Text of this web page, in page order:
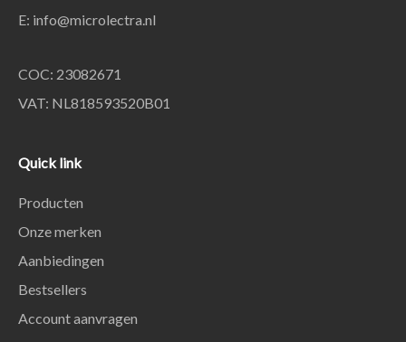
E: info@microlectra.nl
COC: 23082671
VAT: NL818593520B01
Quick link
Producten
Onze merken
Aanbiedingen
Bestsellers
Account aanvragen